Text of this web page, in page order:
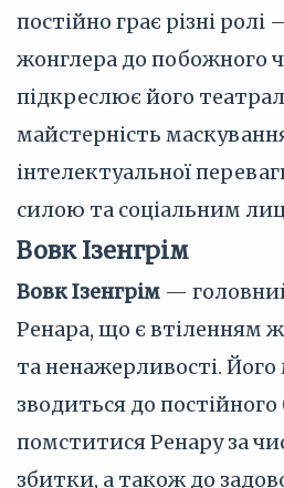
постійно грає різні ролі
жонглера до побожного
підкреслює його
майстерність
інтелектуальної
силою та соціальним
Вовк Ізенгрім
Вовк Ізенгрім —
Ренара, що є втіленням
та ненажерливості.
зводиться до
помститися Ренару за
збитки, а також до